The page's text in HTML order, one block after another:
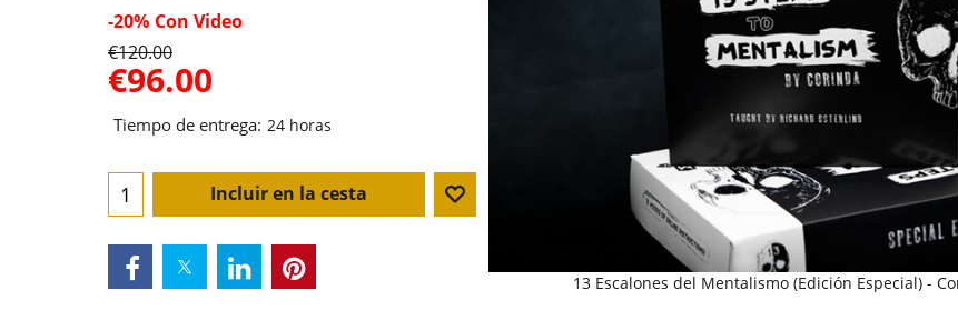
13 Escalones del Mentalismo (Edición Especial) -
-20% Con Video
€120.00
€96.00
Tiempo de entrega: 24 horas
Incluir en la cesta